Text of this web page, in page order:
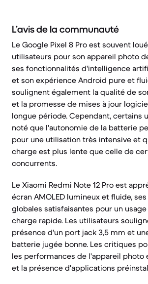
L’avis de la communauté
Le Google Pixel 8 Pro est souvent
utilisateurs pour son appareil photo
ses fonctionnalités d'intelligence
et son expérience Android pure et
soulignent également la qualité de
et la promesse de mises à jour
longue période. Cependant, certains
noté que l'autonomie de la batterie
pour une utilisation très intensive et
charge est plus lente que celle de
concurrents.
Le Xiaomi Redmi Note 12 Pro est
écran AMOLED lumineux et fluide,
globales satisfaisantes pour un
charge rapide. Les utilisateurs
présence d'un port jack 3,5 mm et
batterie jugée bonne. Les critiques
les performances de l'appareil photo
et la présence d'applications